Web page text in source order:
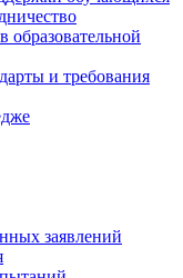
образовательной
и требования
заявлений